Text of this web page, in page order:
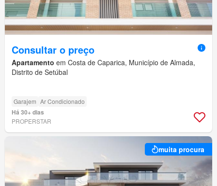
Consultar o preço
Apartamento em Costa de Caparica, Município de Almada,
Distrito de Setúbal
Garajem Ar Condicionado
Há 30+ dias
PROPERSTAR
muita procura